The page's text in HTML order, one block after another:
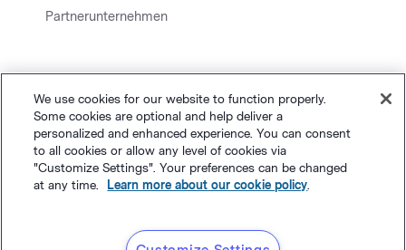
Partnerunternehmen
Sitemap. Datenschutz &AGB Cookie-Einstellungen
Polaris Software, LLC
We use cookies for our website to function properly.
Some cookies are optional and help deliver a
personalized and enhanced experience. You can consent
to all cookies or allow any level of cookies via
"Customize Settings". Your preferences can be changed
at any time.
Learn more about our cookie policy.